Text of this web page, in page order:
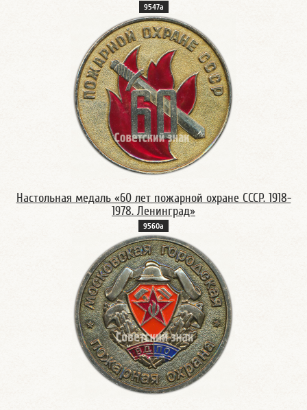
9547а
Настольная медаль «60 лет пожарной охране CCCP. 1918-
1978. Ленинград»
9560а